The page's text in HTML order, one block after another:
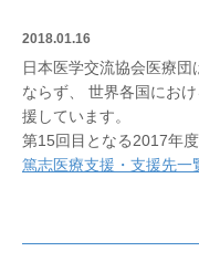
2018.01.16
日本医学交流協会医療
ならず、 世界各国にお
援しています。
第15回目となる2017年
篤志医療支援・支援先一